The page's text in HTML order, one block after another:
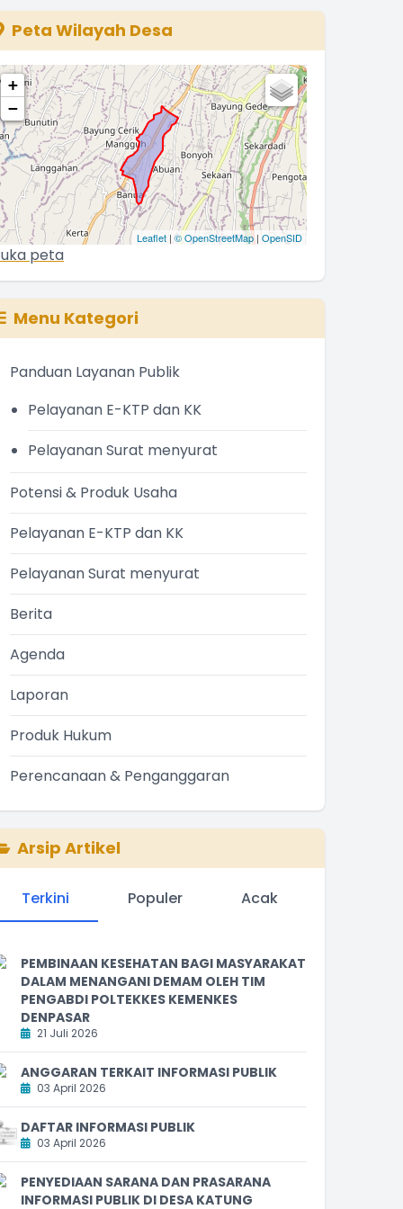
The chart has 1 Y axis displaying values. Range: 0 to
Peta Wilayah Desa
+
−
Leaflet | © OpenStreetMap| OpenSID
peta
Menu Kategori
Panduan Layanan Publik
Pelayanan E-KTP dan KK
Pelayanan Surat menyurat
Potensi & Produk Usaha
Pelayanan E-KTP dan KK
Pelayanan Surat menyurat
Berita
Agenda
Laporan
Produk Hukum
Perencanaan & Penganggaran
Arsip Artikel
Terkini Populer Acak
PEMBINAAN KESEHATAN BAGI MASYARAKAT
DALAM MENANGANI DEMAM OLEH TIM
PENGABDI POLTEKKES KEMENKES
DENPASAR
21 Juli 2026
ANGGARAN TERKAIT INFORMASI PUBLIK
03 April 2026
DAFTAR INFORMASI PUBLIK
03 April 2026
PENYEDIAAN SARANA DAN PRASARANA
INFORMASI PUBLIK DI DESA KATUNG